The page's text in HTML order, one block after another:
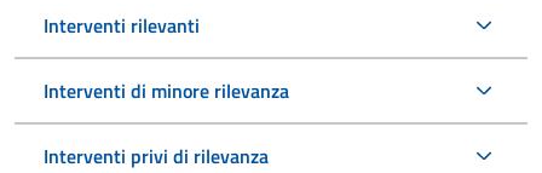
Interventi rilevanti
Interventi di minore rilevanza
Interventi privi di rilevanza